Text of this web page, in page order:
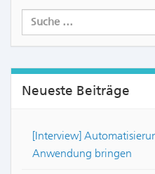
Neueste Beiträge
[Interview]
Anwendung bringen